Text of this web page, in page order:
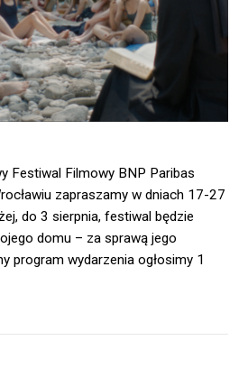
Festiwal Filmowy BNP Paribas
zapraszamy w dniach 17-27
do 3 sierpnia, festiwal będzie
domu – za sprawą jego
program wydarzenia ogłosimy 1